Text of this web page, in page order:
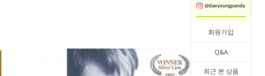
회원가입
Q&A
최근 본 상품